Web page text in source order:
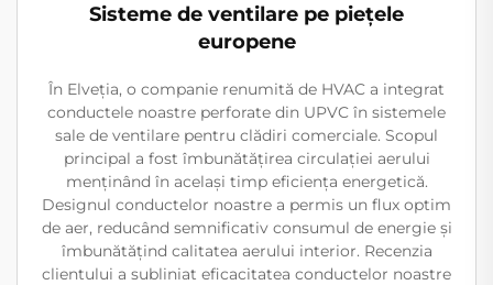
Sisteme de ventilare pe piețele
europene
În Elveția, o companie renumită de HVAC a integrat
conductele noastre perforate din UPVC în sistemele
sale de ventilare pentru clădiri comerciale. Scopul
principal a fost îmbunătățirea circulației aerului
menținând în același timp eficiența energetică.
Designul conductelor noastre a permis un flux optim
de aer, reducând semnificativ consumul de energie și
îmbunătățind calitatea aerului interior. Recenzia
clientului a subliniat eficacitatea conductelor noastre